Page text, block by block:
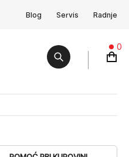
Blog Servis Radnje
0